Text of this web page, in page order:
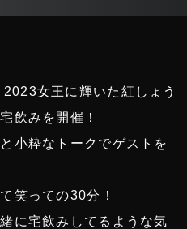
女王に輝いた紅しょう
飲みを開催！
小粋なトークでゲストを
笑っての30分！
に宅飲みしてるような気